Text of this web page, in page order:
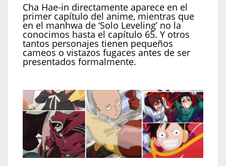
Cha Hae-in directamente aparece en el
primer capítulo del anime, mientras que
en el manhwa de ‘Solo Leveling’ no la
conocimos hasta el capítulo 65. Y otros
tantos personajes tienen pequeños
cameos o vistazos fugaces antes de ser
presentados formalmente.